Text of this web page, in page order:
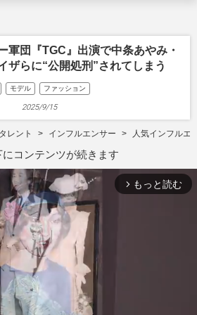
軍団『TGC』出演で中条あやみ・
ザらに“公開処刑”されてしまう
モデル ファッション
2025/9/15
タレント インフルエンサー 人気インフルエ
にコンテンツが続きます
arrow_forward_ios もっと読む